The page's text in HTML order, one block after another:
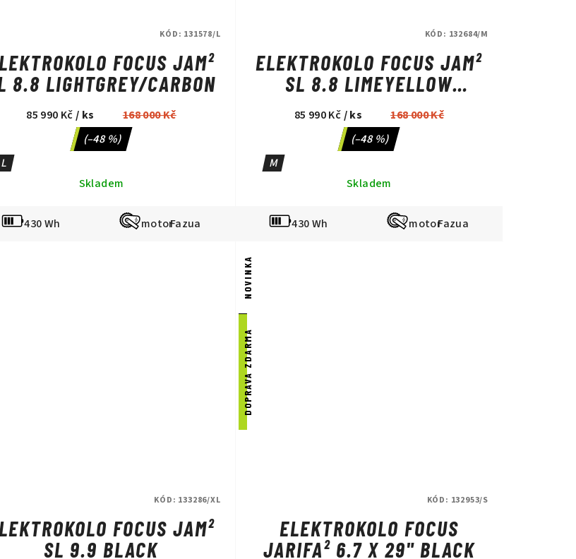
FOCUS JAM²
8.8 LIGHTGREY/CARBON
85 990 Kč/ ks
168 000 Kč
(–48 %)
L
Skladem
KÓD: 131578/L
430 Wh Fazua
ELEKTROKOLO FOCUS JAM²
SL 8.8 LIMEYELLOW
GLOSSY/CARBON RAW
GLOSSY
85 990 Kč/ ks
168 000 Kč
(–48 %)
M
Skladem
KÓD: 132684/M
430 Wh Fazua
FOCUS JAM²
SL 9.9 BLACK
KÓD: 133286/XL
NOVINKA
DOPRAVA ZDARMA
ELEKTROKOLO FOCUS
JARIFA² 6.7 X 29" BLACK
KÓD: 132953/S